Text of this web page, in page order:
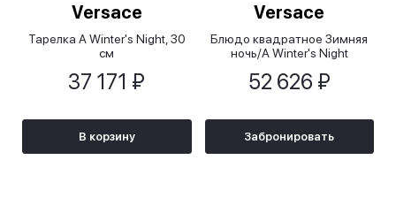
Versace
Тарелка A Winter's Night, 30
см
37 171 ₽
В корзину
Versace
Блюдо квадратное Зимняя
ночь/A Winter's Night
52 626 ₽
Забронировать